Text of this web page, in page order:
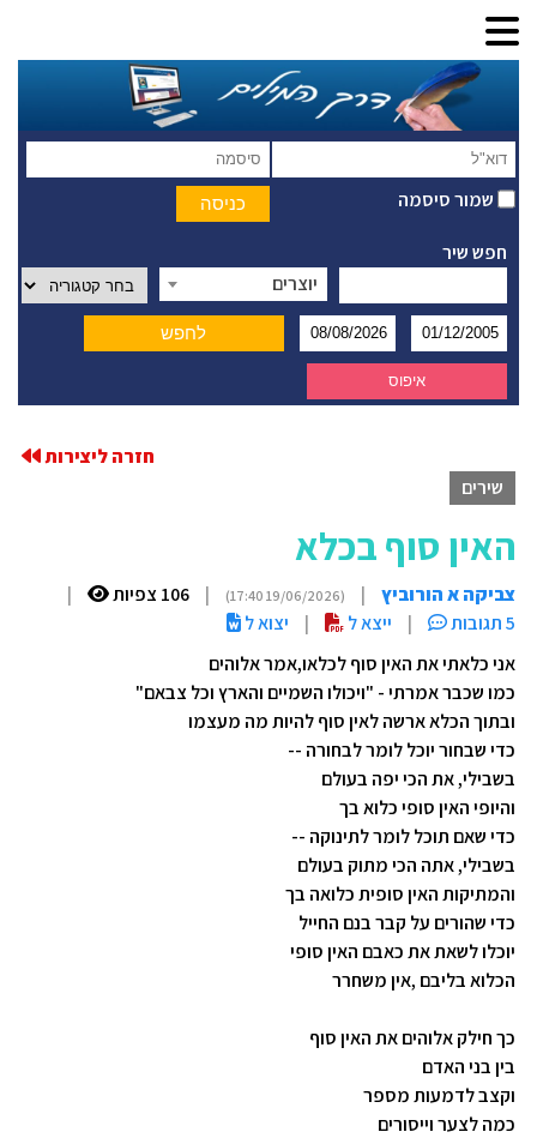
שמור סיסמה
חפש שיר
יוצרים
חזרה ליצירות
שירים
האין סוף בכלא
צביקה א הורוביץ |
(19/06/2026 17:40)
| 106 צפיות
|
5 תגובות
| ייצא ל |
יצוא ל
אני כלאתי את האין סוף לכלאו,אמר אלוהים
כמו שכבר אמרתי - "ויכולו השמיים והארץ וכל צבאם"
ובתוך הכלא ארשה לאין סוף להיות מה מעצמו
כדי שבחור יוכל לומר לבחורה --
בשבילי, את הכי יפה בעולם
והיופי האין סופי כלוא בך
כדי שאם תוכל לומר לתינוקה --
בשבילי, אתה הכי מתוק בעולם
והמתיקות האין סופית כלואה בך
כדי שהורים על קבר בנם החייל
יוכלו לשאת את כאבם האין סופי
הכלוא בליבם ,אין משחרר
כך חילק אלוהים את האין סוף
בין בני האדם
וקצב לדמעות מספר
כמה לצער וייסורים